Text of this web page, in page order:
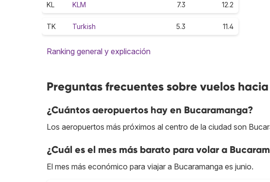
KL KLM 7.3 12.2
TK Turkish 5.3 11.4
Ranking general y explicación
Preguntas frecuentes sobre vuelos
¿Cuántos aeropuertos hay en Bucaramanga?
Los aeropuertos más próximos al centro de la ciudad son
¿Cuál es el mes más barato para volar a
El mes más económico para viajar a Bucaramanga es junio.